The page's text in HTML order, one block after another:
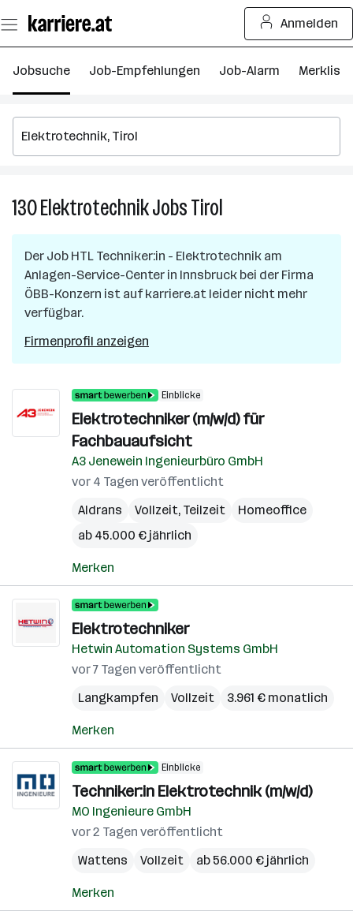
Seiteninhalt
springen
Anmelden
Jobsuche Job-Empfehlungen Job-Alarm Merkliste
130ElektrotechnikJobsTirol
in
Tirol
Der Job HTL Techniker:in - Elektrotechnik am
Anlagen-Service-Center in Innsbruck bei der Firma
ÖBB-Konzern ist auf karriere.at leider nicht mehr
verfügbar.
Firmenprofil anzeigen
Einblicke
Elektrotechniker (m/w/d) für
Fachbauaufsicht
A3 Jenewein Ingenieurbüro GmbH
vor 4 Tagen veröffentlicht
Aldrans
Vollzeit, Teilzeit
Homeoffice
ab 45.000 € jährlich
Merken
Elektrotechniker
Hetwin Automation Systems GmbH
vor 7 Tagen veröffentlicht
Langkampfen
Vollzeit 3.961 € monatlich
Merken
Einblicke
Techniker:in Elektrotechnik (m/w/d)
MO Ingenieure GmbH
vor 2 Tagen veröffentlicht
Wattens
Vollzeit ab 56.000 € jährlich
Merken